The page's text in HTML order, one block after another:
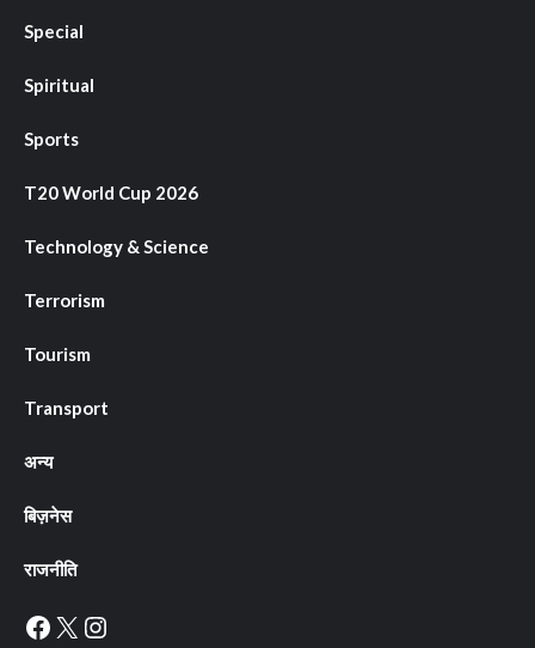
Special
Spiritual
Sports
T20 World Cup 2026
Technology & Science
Terrorism
Tourism
Transport
अन्य
बिज़नेस
राजनीति
Facebook
X Instagram